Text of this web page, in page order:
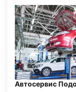
Автосервис